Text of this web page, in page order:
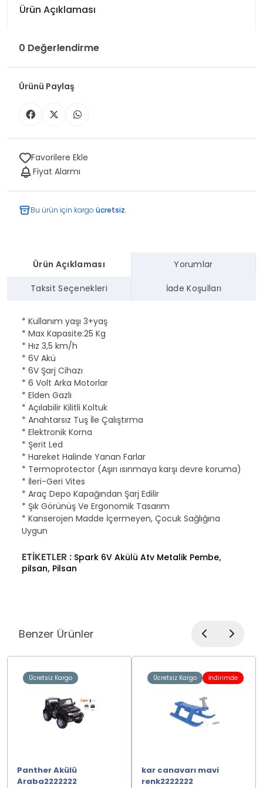
Ürün Açıklaması
0 Değerlendirme
Ürünü Paylaş
Favorilere Ekle
Fiyat Alarmı
Bu ürün için kargo ücretsiz.
Ürün Açıklaması Yorumlar
Taksit Seçenekleri İade Koşulları
* Kullanım yaşı 3+yaş
* Max Kapasite:25 Kg
* Hız 3,5 km/h
* 6V Akü
* 6V Şarj Cihazı
* 6 Volt Arka Motorlar
* Elden Gazlı
* Açılabilir Kilitli Koltuk
* Anahtarsız Tuş İle Çalıştırma
* Elektronik Korna
* Şerit Led
* Hareket Halinde Yanan Farlar
* Termoprotector (Aşırı ısınmaya karşı devre koruma)
* İleri-Geri Vites
* Araç Depo Kapağından Şarj Edilir
* Şık Görünüş Ve Ergonomik Tasarım
* Kanserojen Madde İçermeyen, Çocuk Sağlığına
Uygun
ETİKETLER : Spark 6V Akülü Atv Metalik Pembe,
pilsan, Pilsan
Benzer Ürünler
Ücretsiz Kargo
Panther Akülü
Araba2222222
Ücretsiz Kargo İndirimde
kar canavarı mavi
renk2222222